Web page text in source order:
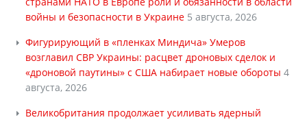
войны и безопасности в Украине 5 августа, 2026
Фигурирующий в «пленках Миндича» Умеров
возглавил СВР Украины: расцвет дроновых сделок и
«дроновой паутины» с США набирает новые обороты 4
августа, 2026
Великобритания продолжает усиливать ядерный